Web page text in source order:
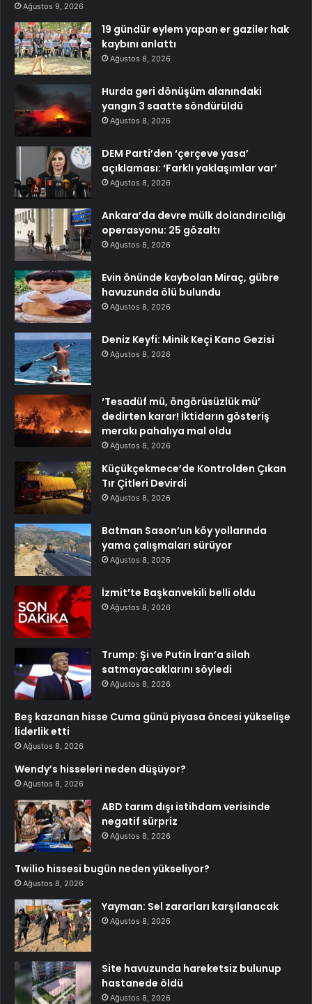
Ağustos 9, 2026
19 gündür eylem yapan er gaziler hak
kaybını anlattı
Ağustos 8, 2026
Hurda geri dönüşüm alanındaki
yangın 3 saatte söndürüldü
Ağustos 8, 2026
DEM Parti’den ‘çerçeve yasa’
açıklaması: ‘Farklı yaklaşımlar var’
Ağustos 8, 2026
Ankara’da devre mülk dolandırıcılığı
operasyonu: 25 gözaltı
Ağustos 8, 2026
Evin önünde kaybolan Miraç, gübre
havuzunda ölü bulundu
Ağustos 8, 2026
Deniz Keyfi: Minik Keçi Kano Gezisi
Ağustos 8, 2026
‘Tesadüf mü, öngörüsüzlük mü’
dedirten karar! İktidarın gösteriş
merakı pahalıya mal oldu
Ağustos 8, 2026
Küçükçekmece’de Kontrolden Çıkan
Tır Çitleri Devirdi
Ağustos 8, 2026
Batman Sason’un köy yollarında
yama çalışmaları sürüyor
Ağustos 8, 2026
İzmit’te Başkanvekili belli oldu
Ağustos 8, 2026
Trump: Şi ve Putin İran’a silah
satmayacaklarını söyledi
Ağustos 8, 2026
Beş kazanan hisse Cuma günü piyasa öncesi yükselişe
liderlik etti
Ağustos 8, 2026
Wendy’s hisseleri neden düşüyor?
Ağustos 8, 2026
ABD tarım dışı istihdam verisinde
negatif sürpriz
Ağustos 8, 2026
Twilio hissesi bugün neden yükseliyor?
Ağustos 8, 2026
Yayman: Sel zararları karşılanacak
Ağustos 8, 2026
Site havuzunda hareketsiz bulunup
hastanede öldü
Ağustos 8, 2026